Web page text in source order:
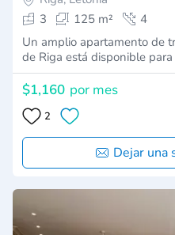
3
125 m²
4
Un amplio apartamento de
de Riga está disponible
$1,160 por mes
2
Dejar una